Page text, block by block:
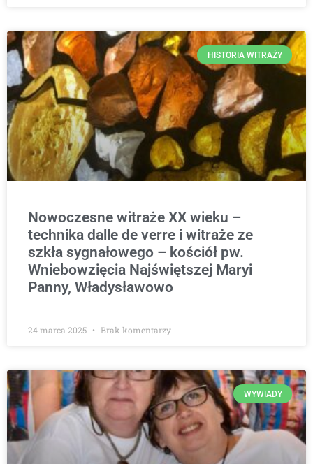
HISTORIA WITRAŻY
Nowoczesne witraże XX wieku –
technika dalle de verre i witraże ze
szkła sygnałowego – kościół pw.
Wniebowzięcia Najświętszej Maryi
Panny, Władysławowo
24 marca 2025 Brak komentarzy
WYWIADY